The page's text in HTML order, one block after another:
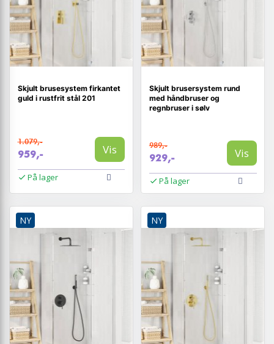
Skjult brusesystem firkantet
guld i rustfrit stål 201
1.079,-
959,- Vis
På lager
Skjult brusersystem rund
med håndbruser og
regnbruser i sølv
989,-
929,- Vis
På lager
NY NY